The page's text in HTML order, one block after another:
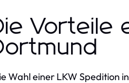
Vorteile
Wahl einer LKW Spedition